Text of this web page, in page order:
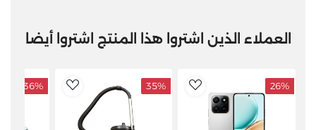
العملاء الذين اشتروا هذا المنتج اشتروا أيضا
AddToWishlist
26%
35%
36%